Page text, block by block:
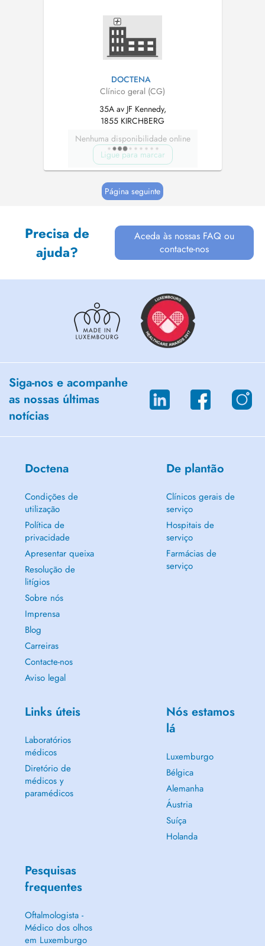
personnelle sera demandé. -...
DOCTENA
Clínico geral (CG)
35A av JF Kennedy,
1855 KIRCHBERG
Nenhuma disponibilidade online
Ligue para marcar
Página seguinte
Precisa de
ajuda?
Aceda às nossas FAQ ou
contacte-nos
Siga-nos e acompanhe
as nossas últimas
notícias
Doctena
Condições de
utilização
Política de
privacidade
Apresentar queixa
Resolução de
litígios
Sobre nós
Imprensa
Blog
Carreiras
Contacte-nos
Aviso legal
De plantão
Clínicos gerais de
serviço
Hospitais de
serviço
Farmácias de
serviço
Links úteis
Laboratórios
médicos
Diretório de
médicos y
paramédicos
Nós estamos
lá
Luxemburgo
Bélgica
Alemanha
Áustria
Suíça
Holanda
Pesquisas
frequentes
Oftalmologista -
Médico dos olhos
em Luxemburgo